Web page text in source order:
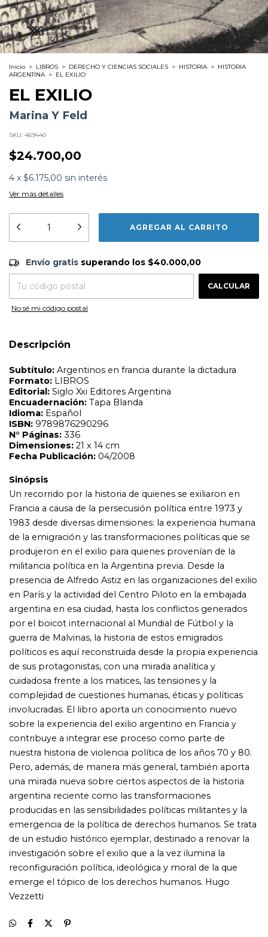
Inicio > LIBROS > DERECHO Y CIENCIAS SOCIALES > HISTORIA > HISTORIA
ARGENTINA > EL EXILIO
EL EXILIO
Marina Y Feld
SKU: 469440
$24.700,00
4 x $6.175,00 sin interés
Ver más detalles
Envío gratis $40.000,00
Entregas para el CP: CAMBIAR CP
Envío gratis superando los $40.000,00
CALCULAR
No sé mi código postal
Descripción
Subtítulo:
Argentinos en francia durante la dictadura
Encuadernación:Tapa Blanda
Idioma:Español
ISBN:9789876290296
Páginas:336
Dimensiones:21 x 14 cm
Fecha Publicación:04/2008
Francia a causa de la persecusión política entre 1973 y
de la emigración y las transformaciones políticas que se
produjeron en el exilio para quienes provenían de la
militancia política en la Argentina previa. Desde la
presencia de Alfredo Astiz en las organizaciones del exilio
en París y la actividad del Centro Piloto en la embajada
argentina en esa ciudad, hasta los conflictos generados
por el boicot internacional al Mundial de Fútbol y la
guerra de Malvinas, la historia de estos emigrados
de sus protagonistas, con una mirada analítica y
cuidadosa frente a los matices, las tensiones y la
complejidad de cuestiones humanas, éticas y políticas
involucradas. El libro aporta un conocimiento nuevo
sobre la experiencia del exilio argentino en Francia y
contribuye a integrar ese proceso como parte de
nuestra historia de violencia política de los años 70 y 80.
Pero, además, de manera más general, también aporta
una mirada nueva sobre ciertos aspectos de la historia
argentina reciente como las transformaciones
producidas en las sensibilidades políticas militantes y la
emergencia de la política de derechos humanos. Se trata
de un estudio histórico ejemplar, destinado a renovar la
investigación sobre el exilio que a la vez ilumina la
reconfiguración política, ideológica y moral de la que
emerge el tópico de los derechos humanos. Hugo
Vezzetti